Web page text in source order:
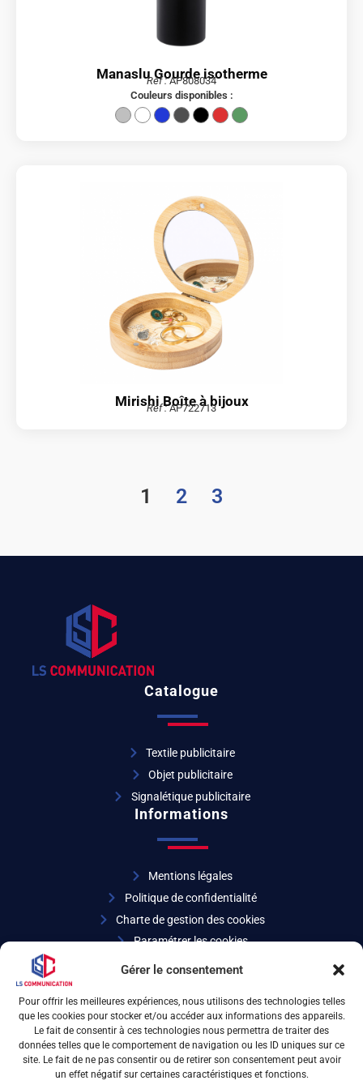
Gérer le consentement
Pour offrir les meilleures expériences, nous utilisons des technologies telles
que les cookies pour stocker et/ou accéder aux informations des appareils.
Le fait de consentir à ces technologies nous permettra de traiter des
données telles que le comportement de navigation ou les ID uniques sur ce
site. Le fait de ne pas consentir ou de retirer son consentement peut avoir
un effet négatif sur certaines caractéristiques et fonctions.
Manaslu Gourde isotherme
Réf :AP808034
Couleurs disponibles :
Mirishi Boîte à bijoux
Réf :AP722713
1 2 3
Catalogue
Textile publicitaire
Objet publicitaire
Signalétique publicitaire
Informations
Mentions légales
Politique de confidentialité
Charte de gestion des cookies
Paramétrer les cookies
04 72 32 27 07
6 rue d’Arsonval 69680 Chassieu